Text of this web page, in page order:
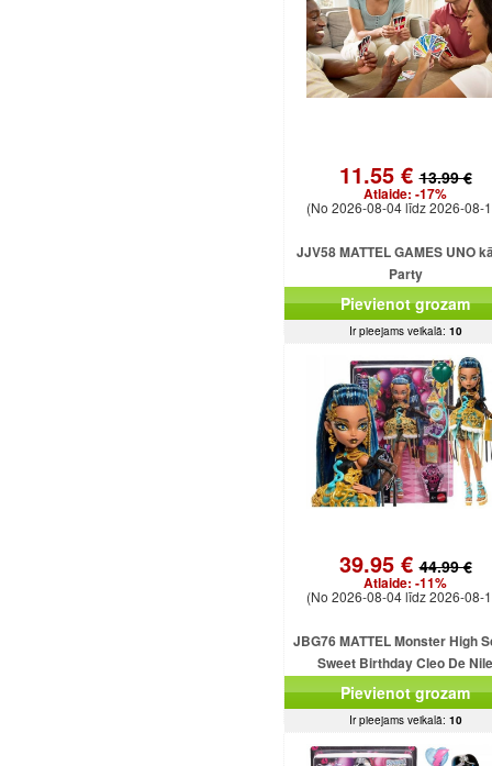
11.55 €13.99 €
Atlaide: -17%
(No 2026-08-04 līdz 2026-08-
JJV58 MATTEL GAMES UNO
Party
Pievienot grozam
Ir pieejams veikalā: 10
39.95 €44.99 €
Atlaide: -11%
(No 2026-08-04 līdz 2026-08-
JBG76 MATTEL Monster High
Sweet Birthday Cleo De Nile
Pievienot grozam
Ir pieejams veikalā: 10